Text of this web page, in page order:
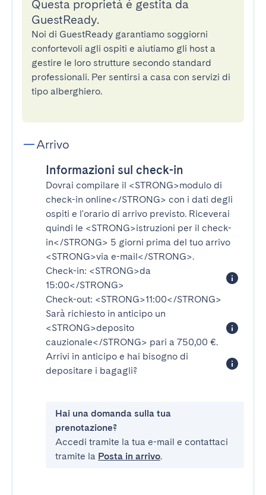
Questa proprietà è gestita da
GuestReady.
Noi di GuestReady garantiamo soggiorni
confortevoli agli ospiti e aiutiamo gli host a
gestire le loro strutture secondo standard
professionali. Per sentirsi a casa con servizi di
tipo alberghiero.
Arrivo
Informazioni sul check-in
Dovrai compilare il <STRONG>modulo di
check-in online</STRONG> con i dati degli
ospiti e l'orario di arrivo previsto. Riceverai
quindi le <STRONG>istruzioni per il check-
in</STRONG> 5 giorni prima del tuo arrivo
<STRONG>via e-mail</STRONG>.
Check-in: <STRONG>da
15:00</STRONG>
Check-out: <STRONG>11:00</STRONG>
Sarà richiesto in anticipo un
<STRONG>deposito
cauzionale</STRONG> pari a 750,00 €.
Arrivi in anticipo e hai bisogno di
depositare i bagagli?
Hai una domanda sulla tua
prenotazione?
Accedi tramite la tua e-mail e contattaci
tramite la Posta in arrivo.